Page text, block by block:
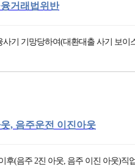
거래법위반
기 기망당하여(대환대출 사기 보
, 음주운전 이진아웃
후(음주 2진 아웃, 음주 이진 아웃)